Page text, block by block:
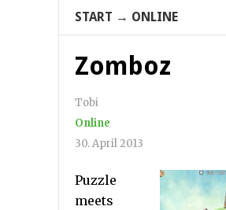
START → ONLINE
Zomboz
Tobi
Online
30. April 2013
Puzzle
meets